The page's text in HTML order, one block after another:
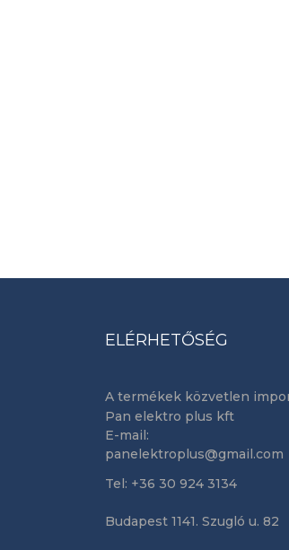
ELÉRHETŐSÉG
A termékek közvetlen
Pan elektro plus kft
E-mail:
panelektroplus@gmail.com
Tel: +36 30 924 3134
Budapest 1141. Szugló u. 82